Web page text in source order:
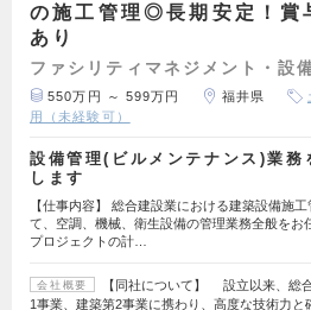
の施工管理◎長期安定！賞
あり
ファシリティマネジメント・設
550万円 ～ 599万円 福井県
用（未経験可）
設備管理(ビルメンテナンス)業務
します
【仕事内容】 総合建設業における建築設備施工
て、空調、機械、衛生設備の管理業務全般をお
プロジェクトの計…
会社概要
【同社について】 設立以来、総
1事業、建築第2事業に携わり、高度な技術力と